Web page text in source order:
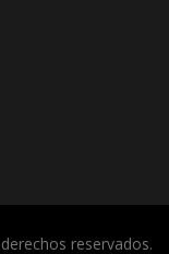
reservados.